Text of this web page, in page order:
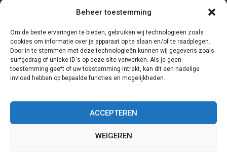
Beheer toestemming
Om de beste ervaringen te bieden, gebruiken wij technologieën zoals
cookies om informatie over je apparaat op te slaan en/of te raadplegen.
Door in te stemmen met deze technologieën kunnen wij gegevens zoals
surfgedrag of unieke ID's op deze site verwerken. Als je geen
toestemming geeft of uw toestemming intrekt, kan dit een nadelige
invloed hebben op bepaalde functies en mogelijkheden.
ACCEPTEREN
WEIGEREN
Vormen van terrasaankleding